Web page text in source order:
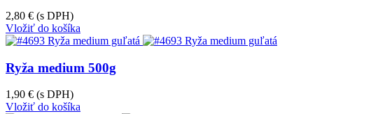
2,80 € (s DPH)
Vložiť do košíka
Ryža medium 500g
1,90 € (s DPH)
Vložiť do košíka